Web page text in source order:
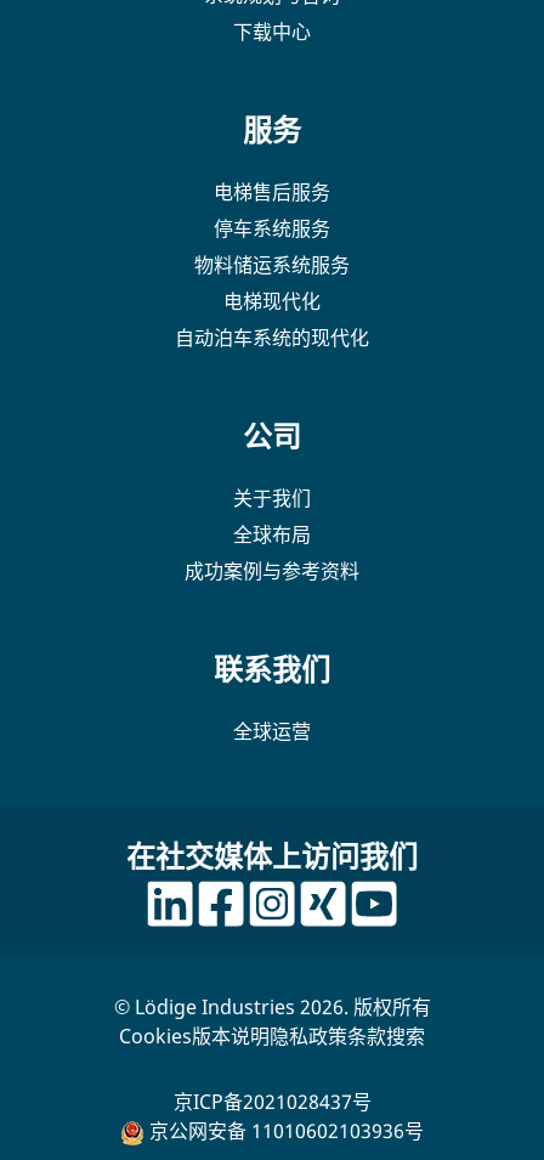
下载中心
服务
电梯售后服务
停车系统服务
物料储运系统服务
电梯现代化
自动泊车系统的现代化
公司
关于我们
全球布局
成功案例与参考资料
联系我们
全球运营
在社交媒体上访问我们
© Lödige Industries 2026. 版权所有
Cookies版本说明隐私政策条款搜索
京ICP备2021028437号
京公网安备 11010602103936号